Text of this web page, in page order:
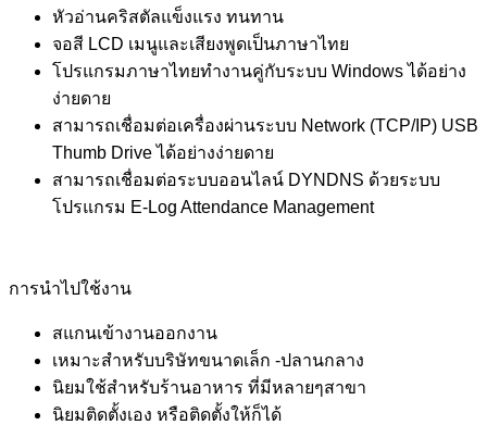
หัวอ่านคริสตัลแข็งแรง ทนทาน
จอสี LCD เมนูและเสียงพูดเป็นภาษาไทย
โปรแกรมภาษาไทยทำงานคู่กับระบบ Windows ได้อย่าง
ง่ายดาย
สามารถเชื่อมต่อเครื่องผ่านระบบ Network (TCP/IP) USB
Thumb Drive ได้อย่างง่ายดาย
สามารถเชื่อมต่อระบบออนไลน์ DYNDNS ด้วยระบบ
โปรแกรม E-Log Attendance Management
การนำไปใช้งาน
สแกนเข้างานออกงาน
เหมาะสำหรับบริษัทขนาดเล็ก -ปลานกลาง
นิยมใช้สำหรับร้านอาหาร ที่มีหลายๆสาขา
นิยมติดตั้งเอง หรือติดตั้งให้ก็ได้